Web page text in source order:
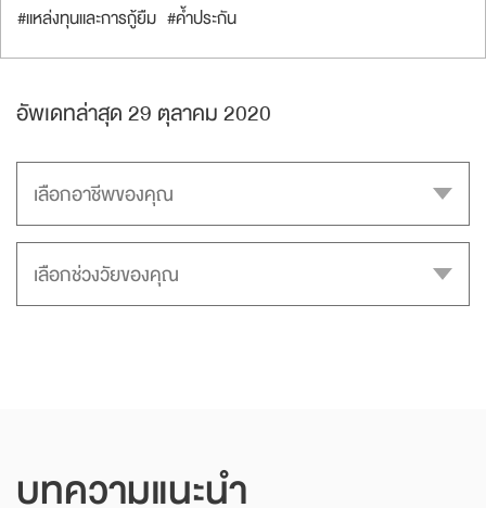
#แหล่งทุนและการกู้ยืม #ค้ำประกัน
อัพเดทล่าสุด 29 ตุลาคม 2020
บทความแนะนำ